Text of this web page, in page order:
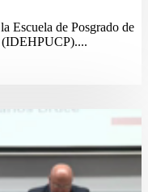
Escuela de Posgrado de
(IDEHPUCP)....